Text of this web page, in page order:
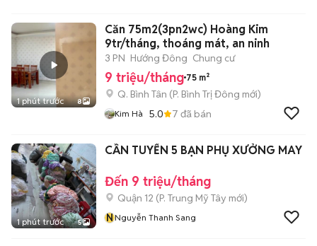
1 phút trước 8
Căn 75m2(3pn2wc) Hoàng Kim
9tr/tháng, thoáng mát, an ninh
3 PN Hướng Đông Chung cư
9 triệu/tháng 75 m²
Q. Bình Tân (P. Bình Trị Đông mới)
Kim Hà 5.0 7 đã bán
1 phút trước 5
CẦN TUYỂN 5 BẠN PHỤ XƯỞNG MAY
Đến 9 triệu/tháng
Quận 12 (P. Trung Mỹ Tây mới)
NNguyễn Thanh Sang